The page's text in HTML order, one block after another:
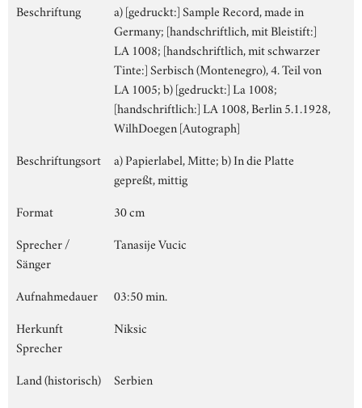
Beschriftung
a) [gedruckt:] Sample Record, made in
Germany; [handschriftlich, mit Bleistift:]
LA 1008; [handschriftlich, mit schwarzer
Tinte:] Serbisch (Montenegro), 4. Teil von
LA 1005; b) [gedruckt:] La 1008;
[handschriftlich:] LA 1008, Berlin 5.1.1928,
WilhDoegen [Autograph]
Beschriftungsort
a) Papierlabel, Mitte; b) In die Platte
gepreßt, mittig
Format
30 cm
Sprecher /
Sänger
Tanasije Vucic
Aufnahmedauer
03:50 min.
Herkunft
Sprecher
Niksic
Land (historisch) Serbien